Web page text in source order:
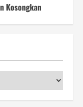
Kosongkan